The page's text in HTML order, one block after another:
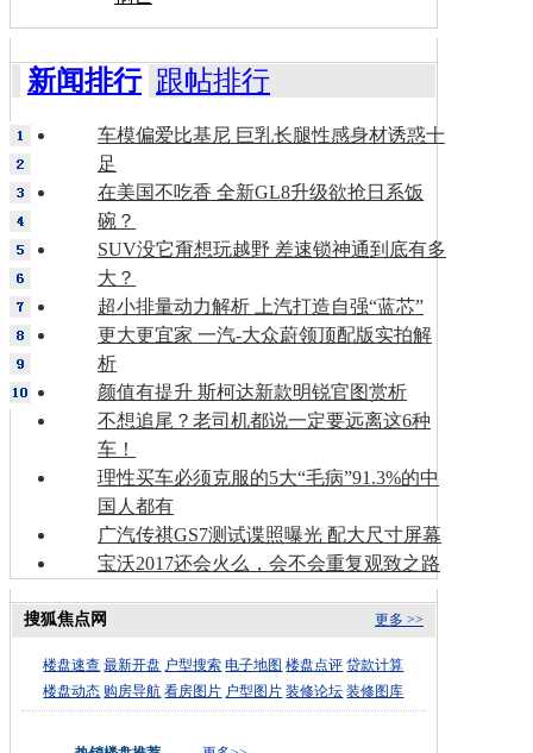
新闻排行 跟帖排行
车模偏爱比基尼 巨乳长腿性感身材诱惑十
足
在美国不吃香 全新GL8升级欲抢日系饭
碗？
SUV没它甭想玩越野 差速锁神通到底有多
大？
超小排量动力解析 上汽打造自强“蓝芯”
更大更宜家 一汽-大众蔚领顶配版实拍解
析
颜值有提升 斯柯达新款明锐官图赏析
不想追尾？老司机都说一定要远离这6种
车！
理性买车必须克服的5大“毛病”91.3%的中
国人都有
广汽传祺GS7测试谍照曝光 配大尺寸屏幕
宝沃2017还会火么，会不会重复观致之路
更多 >>
搜狐焦点网
楼盘速查 最新开盘 户型搜索 电子地图 楼盘点评 贷款计算
楼盘动态 购房导航 看房图片 户型图片 装修论坛 装修图库